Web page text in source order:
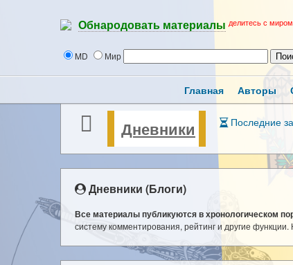
Обнародовать материалы делитесь с
MD Мир
Главная Авторы
Дневники Последние
Дневники (Блоги)
Все материалы публикуются в хронологическом
систему комментирования, рейтинг и другие